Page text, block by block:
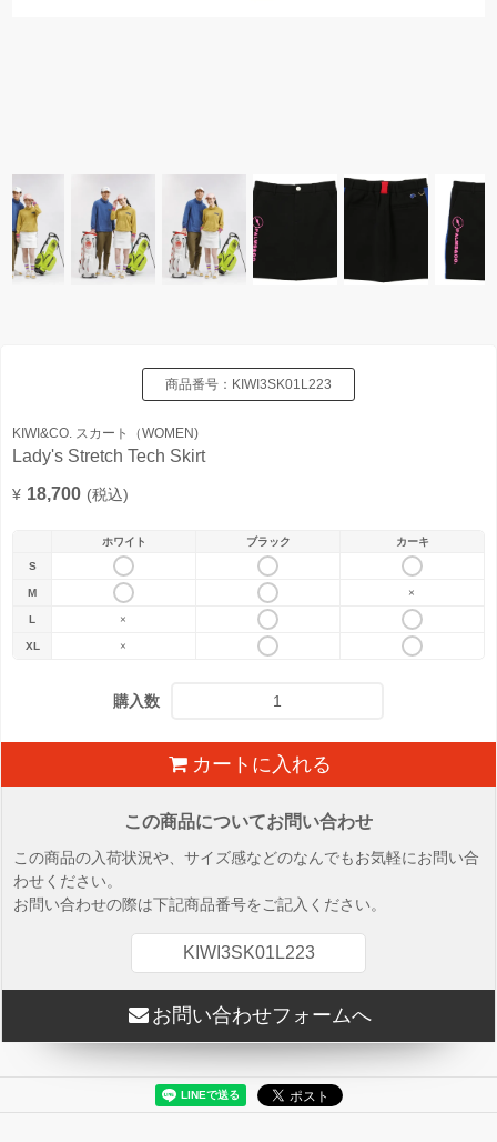
商品番号： KIWI3SK01L223
KIWI&CO. スカート（WOMEN)
Lady's Stretch Tech Skirt
¥ 18,700 (税込)
ホワイト ブラック
カーキ
S
M ×
L ×
XL ×
購入数
カートに入れる
この商品についてお問い合わせ
この商品の入荷状況や、サイズ感などのなんでもお気軽にお問い合
わせください。
お問い合わせの際は下記商品番号をご記入ください。
KIWI3SK01L223
お問い合わせフォームへ